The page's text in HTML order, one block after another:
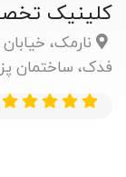
کلینیک
فدک، ساختمان پزشکان